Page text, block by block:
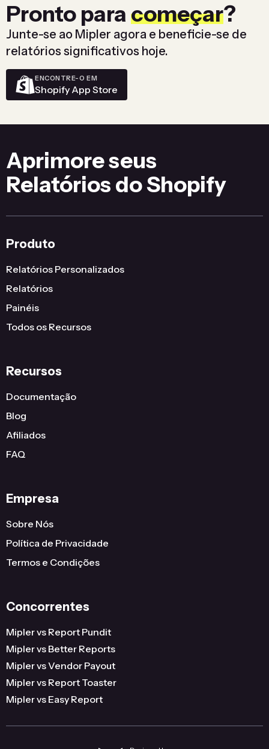
Pronto para começar?
Junte-se ao Mipler agora e beneficie-se de
relatórios significativos hoje.
ENCONTRE-O EM
Shopify App Store
Aprimore seus
Relatórios do Shopify
Produto
Relatórios Personalizados
Relatórios
Painéis
Todos os Recursos
Recursos
Documentação
Blog
Afiliados
FAQ
Empresa
Sobre Nós
Política de Privacidade
Termos e Condições
Concorrentes
Mipler vs Report Pundit
Mipler vs Better Reports
Mipler vs Vendor Payout
Mipler vs Report Toaster
Mipler vs Easy Report